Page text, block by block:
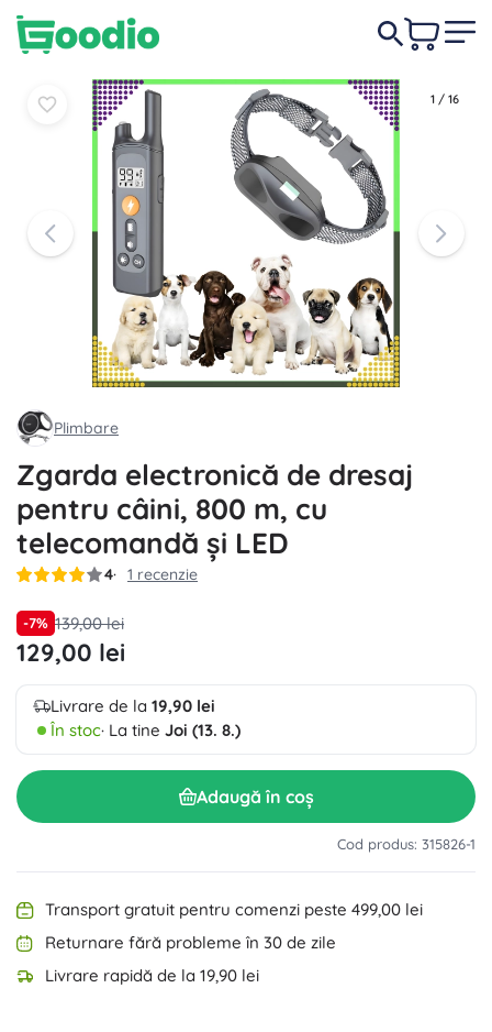
1 / 16
Plimbare
Zgarda electronică de dresaj
pentru câini, 800 m, cu
telecomandă și LED
4 1 recenzie
-7% 139,00 lei
129,00 lei
Livrare de la 19,90 lei
În stoc· La tine Joi (13. 8.)
Adaugă în coș
Cod produs: 315826-1
Transport gratuit pentru comenzi peste 499,00 lei
Returnare fără probleme în 30 de zile
Livrare rapidă de la 19,90 lei
-7%
În coșÎn coș